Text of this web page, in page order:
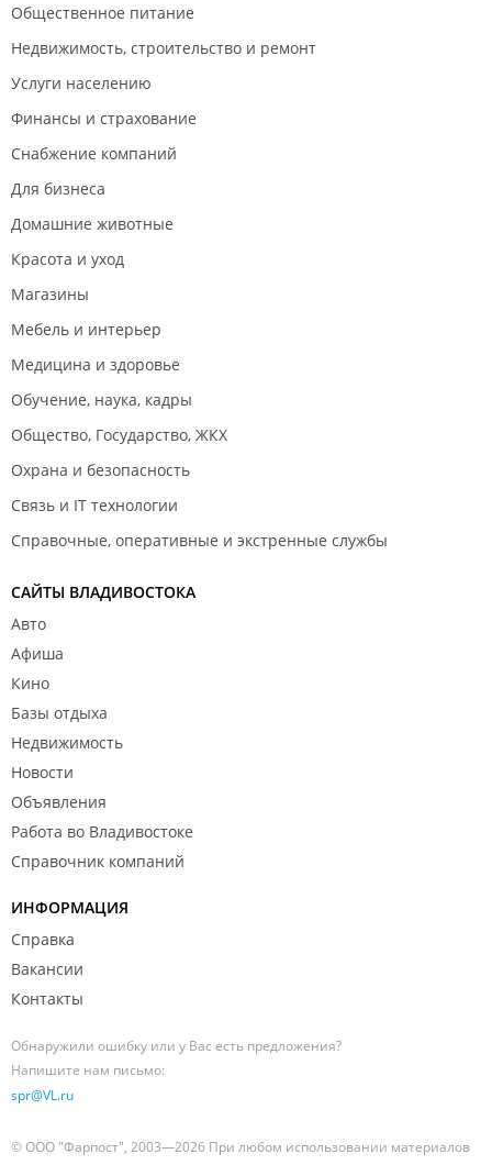
Общественное питание
Недвижимость, строительство и ремонт
Услуги населению
Финансы и страхование
Снабжение компаний
Для бизнеса
Домашние животные
Красота и уход
Магазины
Мебель и интерьер
Медицина и здоровье
Обучение, наука, кадры
Общество, Государство, ЖКХ
Охрана и безопасность
Связь и IT технологии
Справочные, оперативные и экстренные службы
САЙТЫ ВЛАДИВОСТОКА
Авто
Афиша
Кино
Базы отдыха
Недвижимость
Новости
Объявления
Работа во Владивостоке
Справочник компаний
ИНФОРМАЦИЯ
Справка
Вакансии
Контакты
Обнаружили ошибку или у Вас есть предложения?
Напишите нам письмо:
spr@VL.ru
© ООО "Фарпост", 2003—2026 При любом использовании материалов